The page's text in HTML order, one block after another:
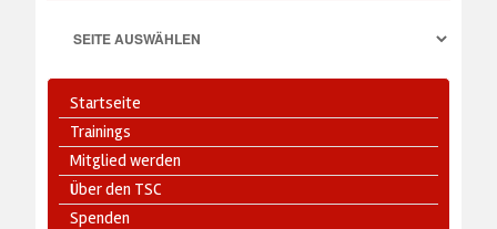
Startseite
Trainings
Mitglied werden
Über den TSC
Spenden